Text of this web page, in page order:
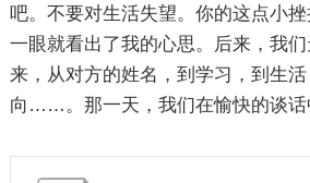
吧。不要对生活失望。你的这点小
一眼就看出了我的心思。后来，我
来，从对方的姓名，到学习，到生
向……。那一天，我们在愉快的谈话